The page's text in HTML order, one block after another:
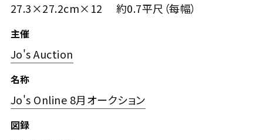
27.3×27.2cm×12 約0.7平尺（每幅）
主催
Jo's Auction
名称
Jo's Online 8月オークション
図録